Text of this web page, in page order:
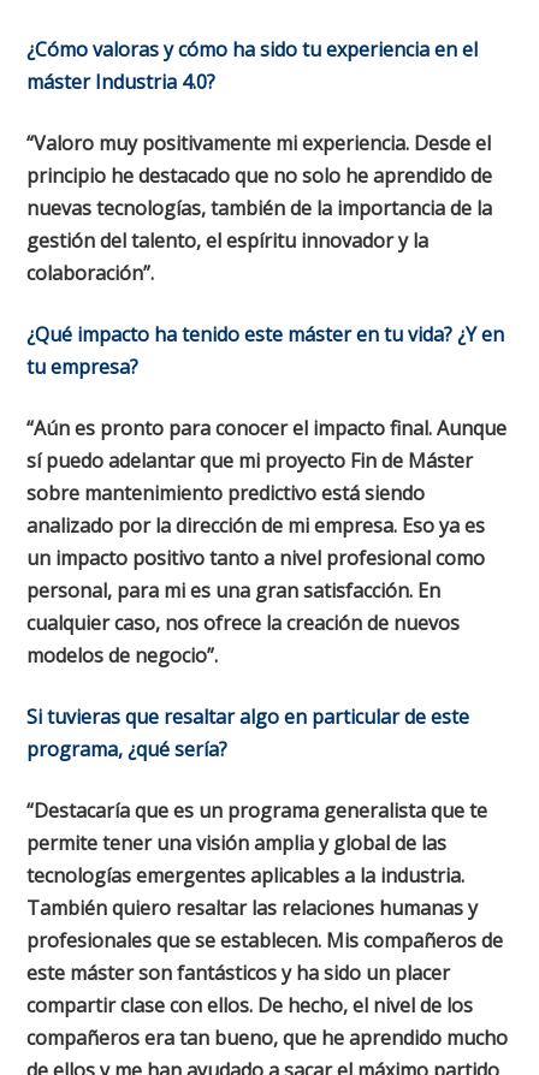
¿Cómo valoras y cómo ha sido tu experiencia en el
máster Industria 4.0?
“Valoro muy positivamente mi experiencia. Desde el
principio he destacado que no solo he aprendido de
nuevas tecnologías, también de la importancia de la
gestión del talento, el espíritu innovador y la
colaboración”.
¿Qué impacto ha tenido este máster en tu vida? ¿Y en
tu empresa?
“Aún es pronto para conocer el impacto final. Aunque
sí puedo adelantar que mi proyecto Fin de Máster
sobre mantenimiento predictivo está siendo
analizado por la dirección de mi empresa. Eso ya es
un impacto positivo tanto a nivel profesional como
personal, para mi es una gran satisfacción. En
cualquier caso, nos ofrece la creación de nuevos
modelos de negocio”.
Si tuvieras que resaltar algo en particular de este
programa, ¿qué sería?
“Destacaría que es un programa generalista que te
permite tener una visión amplia y global de las
tecnologías emergentes aplicables a la industria.
También quiero resaltar las relaciones humanas y
profesionales que se establecen. Mis compañeros de
este máster son fantásticos y ha sido un placer
compartir clase con ellos. De hecho, el nivel de los
compañeros era tan bueno, que he aprendido mucho
de ellos y me han ayudado a sacar el máximo partido